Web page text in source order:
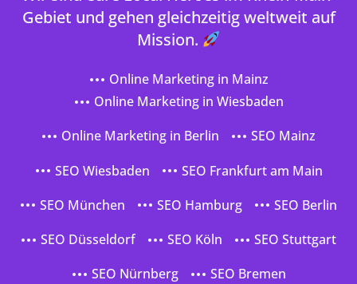
Gebiet und gehen gleichzeitig weltweit auf
Mission.
Online Marketing in Mainz
Online Marketing in Wiesbaden
Online Marketing in Berlin
SEO Mainz
SEO Wiesbaden
SEO Frankfurt am Main
SEO München
SEO Hamburg
SEO Berlin
SEO Düsseldorf
SEO Köln
SEO Stuttgart
SEO Nürnberg
SEO Bremen